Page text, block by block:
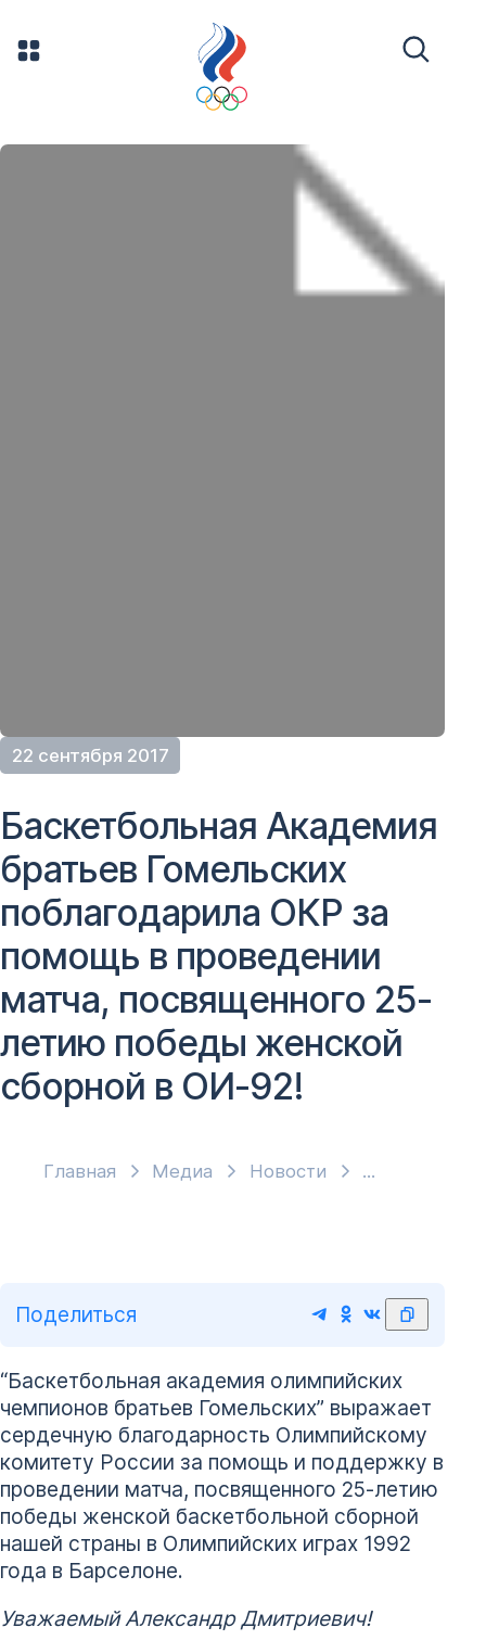
22 сентября 2017
Главная Медиа Новости
Баскетбольная Академия
братьев Гомельских
поблагодарила ОКР за
помощь в проведении
матча, посвященного 25-
летию победы женской
сборной в ОИ-92!
Поделиться
“Баскетбольная академия олимпийских
чемпионов братьев Гомельских” выражает
сердечную благодарность Олимпийскому
комитету России за помощь и поддержку в
проведении матча, посвященного 25-летию
победы женской баскетбольной сборной
нашей страны в Олимпийских играх 1992
года в Барселоне.
Уважаемый Александр Дмитриевич!